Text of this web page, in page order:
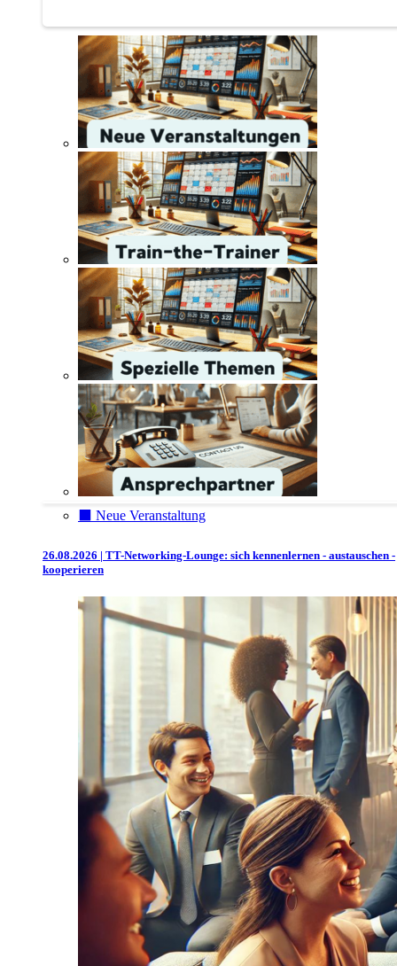
⬛️ Neue Veranstaltung
26.08.2026 | TT-Networking-Lounge: sich kennenlernen - austauschen -
kooperieren